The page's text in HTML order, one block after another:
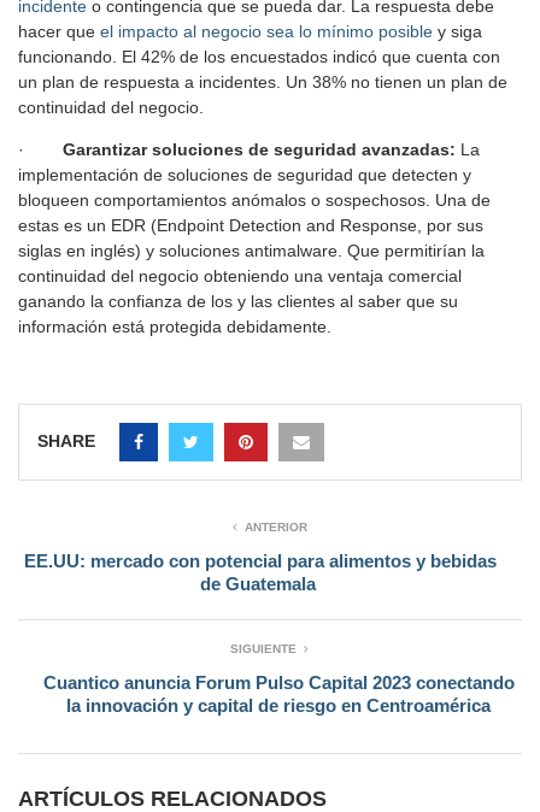
incidente o contingencia que se pueda dar. La respuesta debe
hacer que el impacto al negocio sea lo mínimo posible y siga
funcionando. El 42% de los encuestados indicó que cuenta con
un plan de respuesta a incidentes. Un 38% no tienen un plan de
continuidad del negocio.
· Garantizar soluciones de seguridad avanzadas: La
implementación de soluciones de seguridad que detecten y
bloqueen comportamientos anómalos o sospechosos. Una de
estas es un EDR (Endpoint Detection and Response, por sus
siglas en inglés) y soluciones antimalware. Que permitirían la
continuidad del negocio obteniendo una ventaja comercial
ganando la confianza de los y las clientes al saber que su
información está protegida debidamente.
SHARE
ANTERIOR
EE.UU: mercado con potencial para alimentos y bebidas
de Guatemala
SIGUIENTE
Cuantico anuncia Forum Pulso Capital 2023 conectando
la innovación y capital de riesgo en Centroamérica
ARTÍCULOS RELACIONADOS